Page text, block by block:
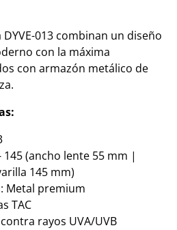
013 combinan un diseño
con la máxima
con armazón metálico de
145 (ancho lente 55 mm |
145 mm)
Metal premium
TAC
rayos UVA/UVB